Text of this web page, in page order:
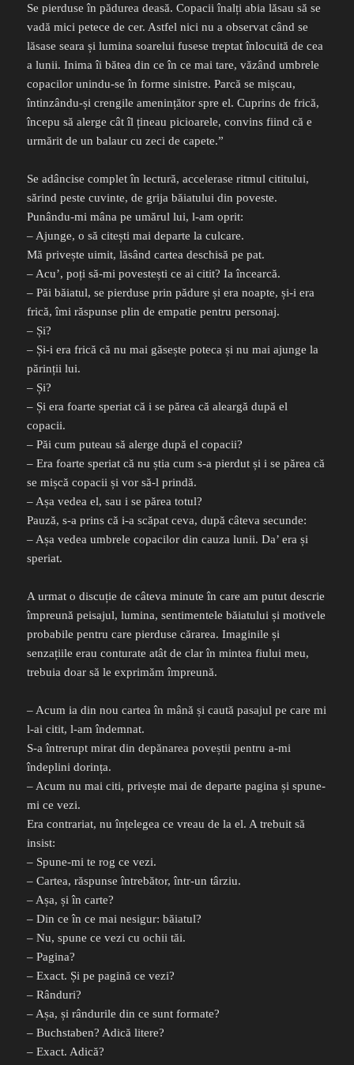
Se pierduse în pădurea deasă. Copacii înalți abia lăsau să se
vadă mici petece de cer. Astfel nici nu a observat când se
lăsase seara și lumina soarelui fusese treptat înlocuită de cea
a lunii. Inima îi bătea din ce în ce mai tare, văzând umbrele
copacilor unindu-se în forme sinistre. Parcă se mișcau,
întinzându-și crengile amenințător spre el. Cuprins de frică,
începu să alerge cât îl țineau picioarele, convins fiind că e
urmărit de un balaur cu zeci de capete.”
Se adâncise complet în lectură, accelerase ritmul cititului,
sărind peste cuvinte, de grija băiatului din poveste.
Punându-mi mâna pe umărul lui, l-am oprit:
– Ajunge, o să citești mai departe la culcare.
Mă privește uimit, lăsând cartea deschisă pe pat.
– Acu’, poți să-mi povestești ce ai citit? Ia încearcă.
– Păi băiatul, se pierduse prin pădure și era noapte, și-i era
frică, îmi răspunse plin de empatie pentru personaj.
– Și?
– Și-i era frică că nu mai găsește poteca și nu mai ajunge la
părinții lui.
– Și?
– Și era foarte speriat că i se părea că aleargă după el
copacii.
– Păi cum puteau să alerge după el copacii?
– Era foarte speriat că nu știa cum s-a pierdut și i se părea că
se mișcă copacii și vor să-l prindă.
– Așa vedea el, sau i se părea totul?
Pauză, s-a prins că i-a scăpat ceva, după câteva secunde:
– Așa vedea umbrele copacilor din cauza lunii. Da’ era și
speriat.
A urmat o discuție de câteva minute în care am putut descrie
împreună peisajul, lumina, sentimentele băiatului și motivele
probabile pentru care pierduse cărarea. Imaginile și
senzațiile erau conturate atât de clar în mintea fiului meu,
trebuia doar să le exprimăm împreună.
– Acum ia din nou cartea în mână și caută pasajul pe care mi
l-ai citit, l-am îndemnat.
S-a întrerupt mirat din depănarea poveștii pentru a-mi
îndeplini dorința.
– Acum nu mai citi, privește mai de departe pagina și spune-
mi ce vezi.
Era contrariat, nu înțelegea ce vreau de la el. A trebuit să
insist:
– Spune-mi te rog ce vezi.
– Cartea, răspunse întrebător, într-un târziu.
– Așa, și în carte?
– Din ce în ce mai nesigur: băiatul?
– Nu, spune ce vezi cu ochii tăi.
– Pagina?
– Exact. Și pe pagină ce vezi?
– Rânduri?
– Așa, și rândurile din ce sunt formate?
– Buchstaben? Adică litere?
– Exact. Adică?